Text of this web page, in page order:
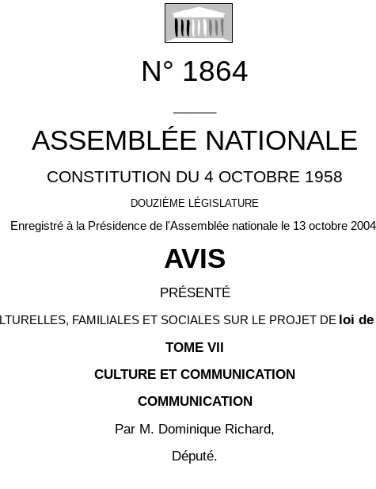
N° 1864
ASSEMBLÉE NATIONALE
CONSTITUTION DU 4 OCTOBRE 1958
DOUZIÈME LÉGISLATURE
Enregistré à la Présidence de l'Assemblée nationale le 13 octobre
AVIS
PRÉSENTÉ
FAMILIALES ET SOCIALES SUR LE PROJET DE loi
TOME VII
CULTURE ET COMMUNICATION
COMMUNICATION
Par M. Dominique Richard,
Député.